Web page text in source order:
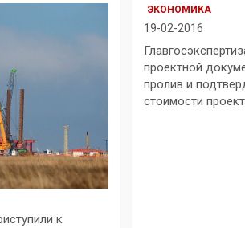
к
ЭКОНОМИКА
19-02-2016
проектной
пролив и
стоимости